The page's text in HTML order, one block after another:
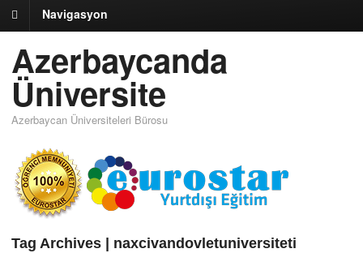
Navigasyon
Azerbaycanda
Üniversite
Azerbaycan Üniversiteleri Bürosu
Tag Archives | naxcivandovletuniversiteti